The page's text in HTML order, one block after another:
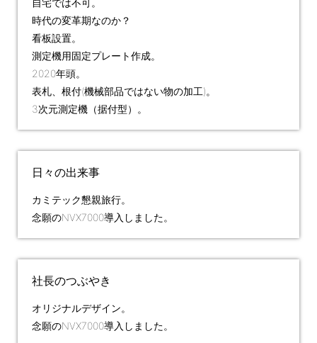
自宅では不可。
時代の変革期なのか？
看板設置。
測定機用固定プレート作成。
2020年頭。
表札、根付(機械部品ではない物の加工)。
3次元測定機（据付型）。
日々の出来事
カミテック懇親旅行。
念願のNVX7000導入しました。
社長のつぶやき
オリジナルデザイン。
念願のNVX7000導入しました。